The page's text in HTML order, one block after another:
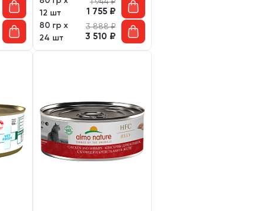
12 шт
1 755 ₽
80 гр х
24 шт
3 888₽
3 510 ₽